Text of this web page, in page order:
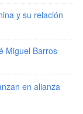
y su relación
Miguel Barros
en alianza